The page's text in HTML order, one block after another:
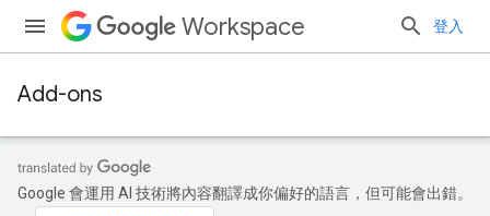
Workspace 登入
Add-ons
Google 會運用 AI 技術將內容翻譯成你偏好的語言，但可能會出錯。